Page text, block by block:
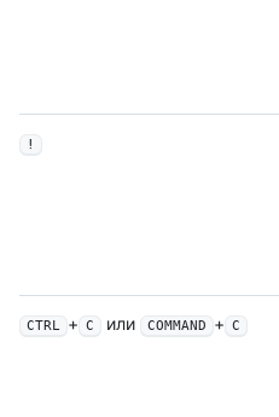
!
CTRL + C или COMMAND + C